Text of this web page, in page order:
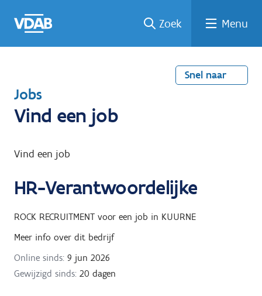
naar
een
een
job
naar
Zoek Menu
Snel naar
T
e
u
n
a
r
Jobs
Vind een job
Vind een job
HR-Verantwoordelijke
ROCK RECRUITMENT voor een job in KUURNE
Meer info over dit bedrijf
Online sinds: 9 jun 2026
Gewijzigd sinds: 20 dagen